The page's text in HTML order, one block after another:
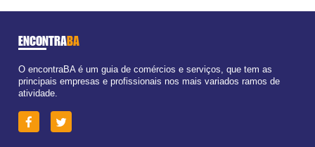
ENCONTRABA
O encontraBA é um guia de comércios e serviços, que tem as
principais empresas e profissionais nos mais variados ramos de
atividade.